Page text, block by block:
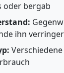
oder bergab
ihn